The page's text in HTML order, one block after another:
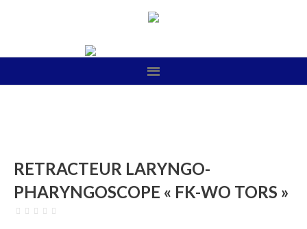
RETRACTEUR LARYNGO-
PHARYNGOSCOPE « FK-WO TORS »